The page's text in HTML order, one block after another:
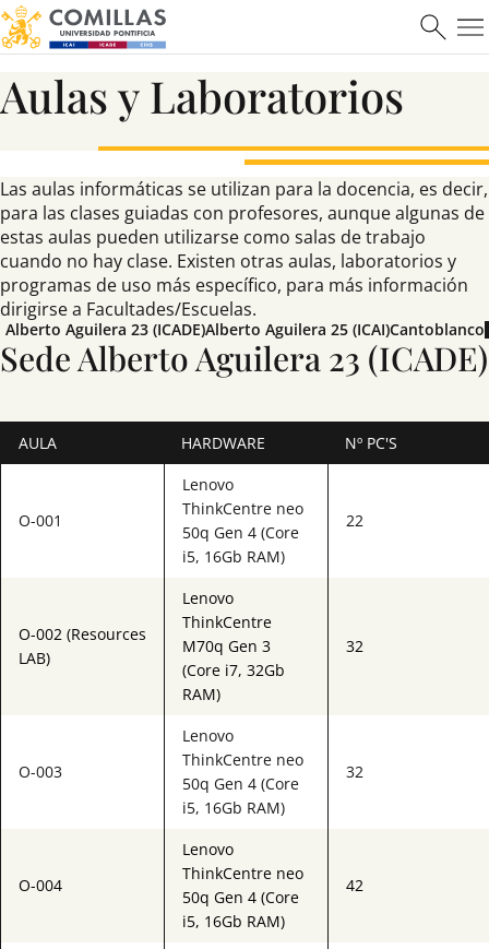
Aulas y Laboratorios
Las aulas informáticas se utilizan para la docencia, es decir,
para las clases guiadas con profesores, aunque algunas de
estas aulas pueden utilizarse como salas de trabajo
cuando no hay clase. Existen otras aulas, laboratorios y
programas de uso más específico, para más información
dirigirse a Facultades/Escuelas.
Alberto Aguilera 23 (ICADE)Alberto Aguilera 25 (ICAI)Cantoblanco
Sede Alberto Aguilera 23 (ICADE)
AULA HARDWARE Nº PC'S
O-001
Lenovo
ThinkCentre neo
50q Gen 4 (Core
i5, 16Gb RAM)
22
O-002 (Resources
LAB)
Lenovo
ThinkCentre
M70q Gen 3
(Core i7, 32Gb
RAM)
32
O-003
Lenovo
ThinkCentre neo
50q Gen 4 (Core
i5, 16Gb RAM)
32
O-004
Lenovo
ThinkCentre neo
50q Gen 4 (Core
i5, 16Gb RAM)
42